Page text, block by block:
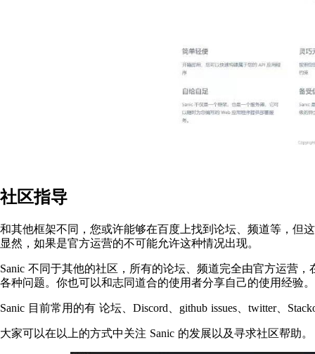
社区指导
和其他框架不同，您或许能够在百度上找到论坛、频道等，但
显然，如果是官方运营的不可能允许这种情况出现。
Sanic 不同于其他的社区，所有的论坛、频道完全由官方运营
各种问题。你也可以和志同道合的使用者分享自己的使用经验
Sanic 目前常用的有 论坛、Discord、github issues、twitter、
大家可以在以上的方式中关注 Sanic 的发展以及寻求社区帮助。